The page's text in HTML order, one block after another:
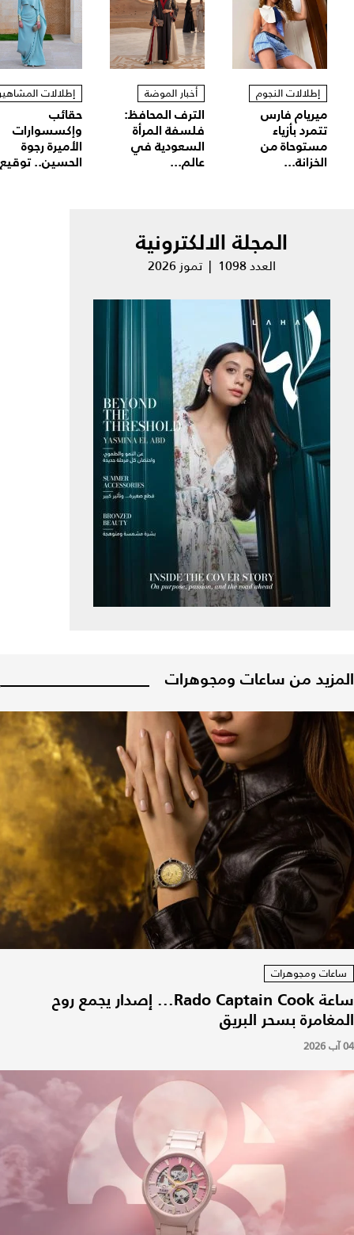
إطلالات النجوم
ميريام فارس
تتمرد بأزياء
مستوحاة من
الخزانة...
أخبار الموضة
الترف المحافظ:
فلسفة المرأة
السعودية في
عالم...
إطلالات
حقائب
وإكسسوارات
الأميرة رجوة
الحسين..
المجلة الالكترونية
العدد 1098 | تموز 2026
المزيد من ساعات ومجوهرات
ساعات ومجوهرات
ساعة Rado Captain Cook... إصدار يجمع روح
المغامرة بسحر البريق
04 آب 2026